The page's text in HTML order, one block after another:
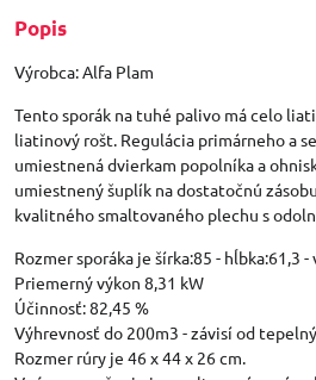
Popis
Výrobca: Alfa Plam
Tento sporák na tuhé palivo má celo
liatinový rošt. Regulácia primárneho a
umiestnená dvierkam popolníka a
umiestnený šuplík na dostatočnú
kvalitného smaltovaného plechu s
Rozmer sporáka je šírka:85 - hĺbka:61,3 -
Priemerný výkon 8,31 kW
Účinnosť: 82,45 %
Výhrevnosť do 200m3 - závisí od
Rozmer rúry je 46 x 44 x 26 cm.